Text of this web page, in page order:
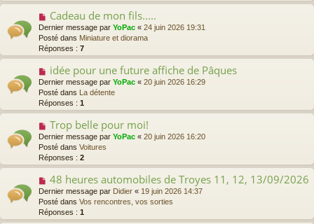
s
s
a
g
e
a
u
m
e
s
s
a
g
e
N
v
e
a
u
m
e
s
g
e
Cadeau de mon fils.....
Dernier message par YoPac « 24 juin 2026 19:31
Posté dans Miniature et diorama
Réponses : 7
N
v
e
a
m
e
s
a
g
e
idée pour une future affiche de Pâques
Dernier message par YoPac « 20 juin 2026 16:29
Posté dans La détente
Réponses : 1
N
v
e
m
e
s
Trop belle pour moi!
Dernier message par YoPac « 20 juin 2026 16:20
Posté dans Voitures
Réponses : 2
N
v
e
48 heures automobiles de Troyes 11, 12, 13/09/2026
Dernier message par Didier « 19 juin 2026 14:37
Posté dans Vos rencontres, vos sorties
Réponses : 1